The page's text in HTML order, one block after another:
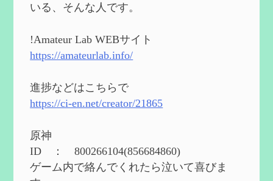
2024/05/12
能と3凸までを更新
2024/05/11
eを3BBB化してみた
2024/04/26
2024/04/03
第４８回 ヌヴィレットの性能と凸比較
更新
いる、そんな人です。
!Amateur Lab WEBサイト
https://amateurlab.info/
進捗などはこちらで
https://ci-en.net/creator/21865
原神
ID ： 800266104(856684860)
ゲーム内で絡んでくれたら泣いて喜びま